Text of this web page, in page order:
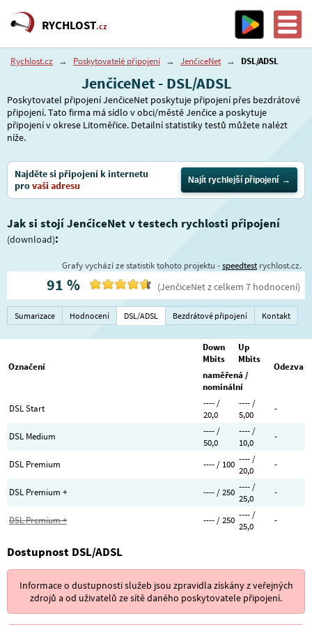
RYCHLOST.cz
Rychlost.cz → Poskytovatelé připojení → JenčiceNet → DSL/ADSL
JenčiceNet - DSL/ADSL
Poskytovatel připojení JenčiceNet poskytuje připojení přes bezdrátové
připojení. Tato firma má sídlo v obci/městě Jenčice a poskytuje
připojení v okrese Litoměřice. Detailní statistiky testů můžete nalézt
níže.
Najděte si připojení k internetu
provaši adresu Najít rychlejší připojení
Jak si stojí JenčiceNet v testech rychlosti připojení
(download):
Grafy vychází ze statistik tohoto projektu -speedtestrychlost.cz.
91 % (JenčiceNetz celkem 7 hodnocení)
Sumarizace Hodnocení DSL/ADSL Bezdrátové připojení Kontakt
Označení
Down
Mbits
Up
Mbits
Odezva
naměřená /
nominální
DSL Start
---- /
20,0
---- /
5,00
-
DSL Medium
---- /
50,0
---- /
10,0
-
DSL Premium ---- / 100 ---- /
20,0
-
DSL Premium + ---- / 250 ---- /
25,0
-
DSL Premium + ---- / 250 ---- /
25,0
-
Dostupnost DSL/ADSL
Informace o dustupnosti služeb jsou zpravidla získány z veřejných
zdrojů a od uživatelů ze sítě daného poskytovatele připojení.